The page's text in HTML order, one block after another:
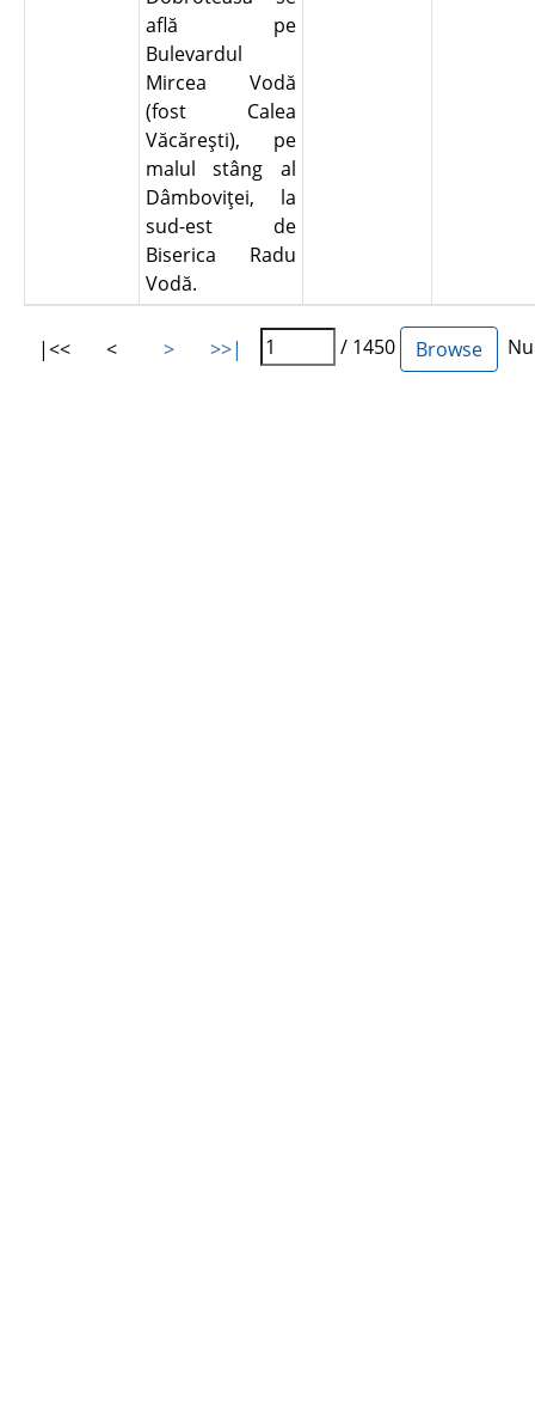
află pe
Bulevardul
Mircea Vodă
(fost Calea
Văcăreşti), pe
malul stâng al
Dâmboviţei, la
sud-est de
Biserica Radu
Vodă.
|<< < > >>| / 1450